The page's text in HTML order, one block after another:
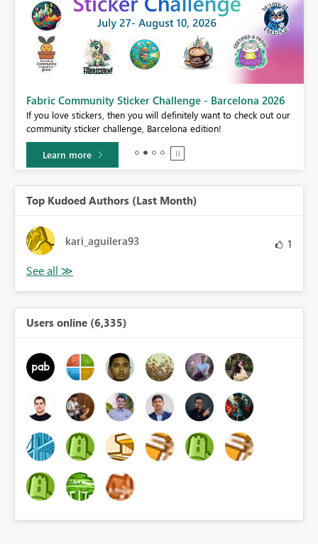
Fabric Community Sticker Challenge - Barcelona 2026
If you love stickers, then you will definitely want to check out our
community sticker challenge, Barcelona edition!
Learn more
Top Kudoed Authors (Last Month)
kari_aguilera93 1
Users online (6,335)